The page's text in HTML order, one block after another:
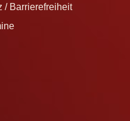
/ Barrierefreiheit